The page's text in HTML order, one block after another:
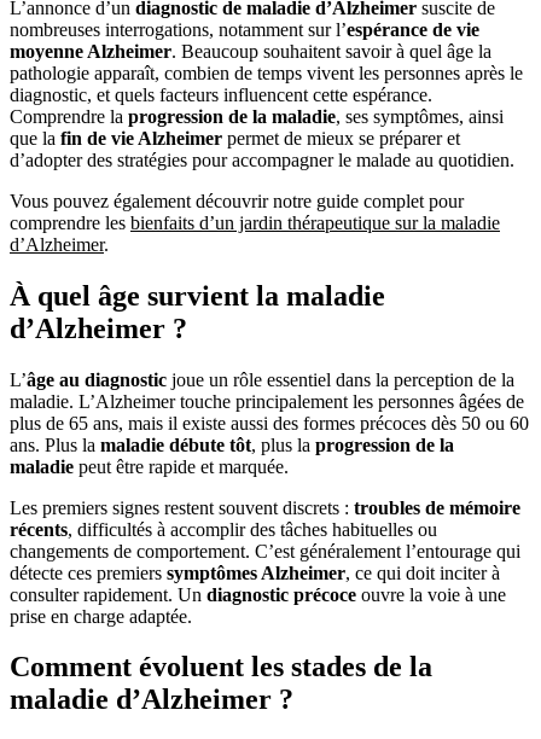
L’annonce d’un diagnostic de maladie d’Alzheimer suscite de
nombreuses interrogations, notamment sur l’espérance de vie
moyenne Alzheimer. Beaucoup souhaitent savoir à quel âge la
pathologie apparaît, combien de temps vivent les personnes après le
diagnostic, et quels facteurs influencent cette espérance.
Comprendre la progression de la maladie, ses symptômes, ainsi
que la fin de vie Alzheimer permet de mieux se préparer et
d’adopter des stratégies pour accompagner le malade au quotidien.
Vous pouvez également découvrir notre guide complet pour
comprendre les bienfaits d’un jardin thérapeutique sur la maladie
d’Alzheimer.
À quel âge survient la maladie
d’Alzheimer ?
L’âge au diagnostic joue un rôle essentiel dans la perception de la
maladie. L’Alzheimer touche principalement les personnes âgées de
plus de 65 ans, mais il existe aussi des formes précoces dès 50 ou 60
ans. Plus la maladie débute tôt, plus la progression de la
maladie peut être rapide et marquée.
Les premiers signes restent souvent discrets : troubles de mémoire
récents, difficultés à accomplir des tâches habituelles ou
changements de comportement. C’est généralement l’entourage qui
détecte ces premiers symptômes Alzheimer, ce qui doit inciter à
consulter rapidement. Un diagnostic précoce ouvre la voie à une
prise en charge adaptée.
Comment évoluent les stades de la
maladie d’Alzheimer ?